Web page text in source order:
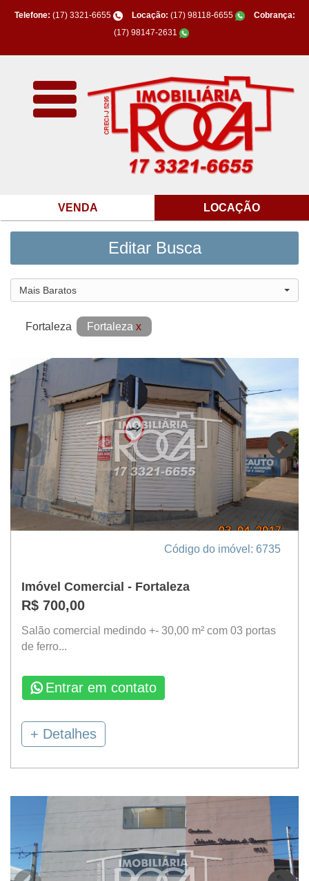
Telefone: (17) 3321-6655 Locação: (17) 98118-6655
Cobrança:
(17) 98147-2631
VENDA LOCAÇÃO
Editar Busca
Mais Baratos
Fortaleza x
Código do imóvel: 6735
Imóvel Comercial - Fortaleza
R$ 700,00
Salão comercial medindo +- 30,00 m² com 03 portas
de ferro...
Entrar em contato
+ Detalhes